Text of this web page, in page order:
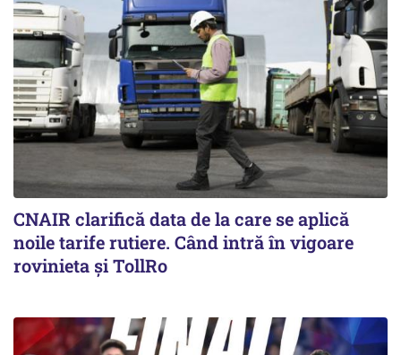
CNAIR clarifică data de la care se aplică
noile tarife rutiere. Când intră în vigoare
rovinieta și TollRo